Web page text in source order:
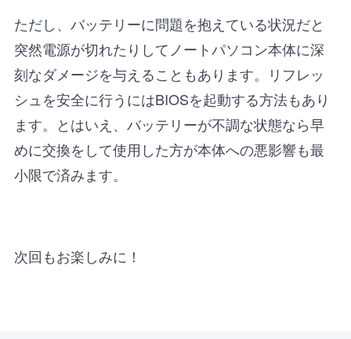
ただし、バッテリーに問題を抱えている状況だと
突然電源が切れたりしてノートパソコン本体に深
刻なダメージを与えることもあります。リフレッ
シュを安全に行うにはBIOSを起動する方法もあり
ます。とはいえ、バッテリーが不調な状態なら早
めに交換をして使用した方が本体への悪影響も最
小限で済みます。
次回もお楽しみに！